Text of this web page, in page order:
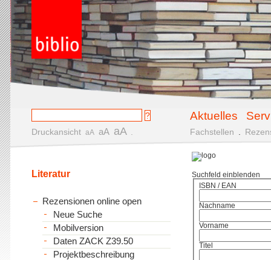
Aktuelles
Druckansicht aA aA aA Fachstellen
Suchfeld einblenden
ISBN / EAN
Nachname
Vorname
Titel
Literatur
Rezensionen online open
Neue Suche
Mobilversion
Daten ZACK Z39.50
Projektbeschreibung